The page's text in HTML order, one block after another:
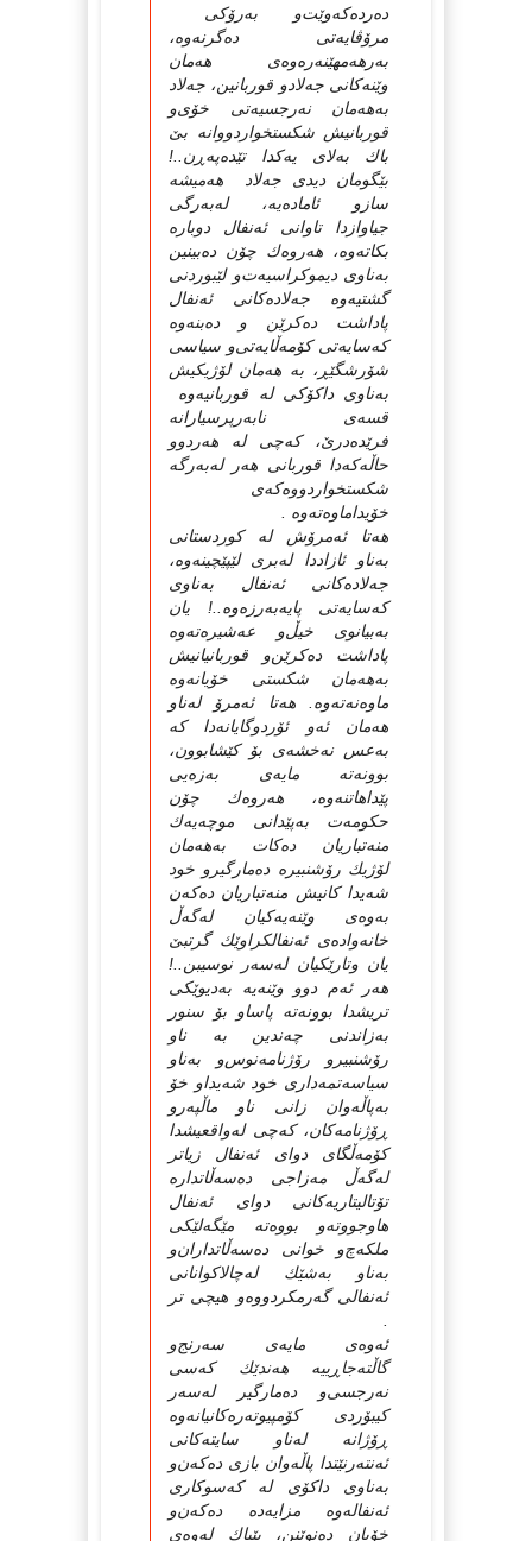
ده‌رده‌كه‌وێت‌و به‌رۆكی‌
مرۆڤایه‌تی‌ ده‌گرنه‌وه‌،
به‌رهه‌مهێنه‌ره‌وه‌ی‌ هه‌مان
وێنه‌كانی‌ جه‌لادو قوربانین، جه‌لاد
به‌هه‌مان نه‌رجسیه‌تی‌ خۆی‌‌و
قوربانیش شكستخواردووانه‌ بێ‌
باك به‌لای‌ یه‌كدا تێده‌په‌ڕن..!
بێگومان دیدی‌ جه‌لاد هه‌میشه‌
ساز‌و ئاماده‌یه‌، له‌به‌رگی
جیاوازدا تاوانی‌ ئه‌نفال دوباره‌
بكاته‌وه‌، هه‌روه‌ك چۆن ده‌بینین
به‌ناوی‌ دیموكراسیه‌ت‌و لێبوردنی‌
گشتیه‌وه‌ جه‌لاده‌كانی‌ ئه‌نفال
پاداشت ده‌كرێن و ده‌بنه‌وه‌
كه‌سایه‌تی‌ كۆمه‌ڵایه‌تی‌‌و سیاسی‌
شۆرشگێڕ، به‌ هه‌مان لۆژیكیش
به‌ناوی‌ داكۆكی‌ له‌ قوربانیه‌وه‌
قسه‌ی‌ نابه‌رپرسیارانه‌
فرێده‌درێ‌، كه‌چی‌ له‌ هه‌ردوو
حاڵه‌كه‌دا قوربانی‌ هه‌ر له‌به‌رگه‌
شكستخواردووه‌كه‌ی‌
خۆیداماوه‌ته‌وه‌ .
هه‌تا ئه‌مرۆش له‌ كوردستانی‌
به‌ناو ئازاددا له‌بری‌ لێپێچینه‌وه‌،
جه‌لاده‌كانی‌ ئه‌نفال به‌ناوی‌
كه‌سایه‌تی‌ پایه‌به‌رزه‌وه‌..! یان
به‌بیانوی‌ خیڵ‌و عه‌شیره‌ته‌وه‌
پاداشت ده‌كرێن‌و قوربانیانیش
به‌هه‌مان شكستی‌ خۆیانه‌وه‌
ماوه‌نه‌ته‌وه‌. هه‌تا ئه‌مرۆ له‌ناو
هه‌مان ئه‌و ئۆردوگایانه‌دا كه‌
به‌عس نه‌خشه‌ی‌ بۆ كێشابوون،
بوونه‌ته‌ مایه‌ی‌ به‌زه‌یی‌
پێداهاتنه‌وه‌، هه‌روه‌ك چۆن
حكومه‌ت به‌پێدانی‌ موچه‌یه‌ك
منه‌تباریان ده‌كات به‌هه‌مان
لۆژیك رۆشنبیره‌ ده‌مارگیرو خود
شه‌یدا كانیش منه‌تباریان ده‌كه‌ن
به‌وه‌ی‌ وێنه‌یه‌كیان له‌گه‌ڵ
خانه‌واده‌ی‌ ئه‌نفالكراوێك گرتبێ‌
یان وتارێكیان له‌سه‌ر نوسیبن..!
هه‌ر ئه‌م دوو وێنه‌یه‌ به‌دیوێكی‌
تریشدا بوونه‌ته‌ پاساو بۆ سنور
به‌زاندنی‌ چه‌ندین به‌ ناو
رۆشنبیر‌و رۆژنامه‌نوس‌و به‌ناو
سیاسه‌تمه‌داری‌ خود شه‌یداو خۆ
به‌پاڵه‌وان زانی‌ ناو ماڵپه‌رو
ڕۆژنامه‌كان، كه‌چی‌ له‌واقعیشدا
كۆمه‌ڵگای‌ دوای‌ ئه‌نفال زیاتر
له‌گه‌ڵ مه‌زاجی‌ ده‌سه‌ڵاتداره‌
تۆتالیتاریه‌كانی‌ دوای‌ ئه‌نفال
هاوجووته‌و بووه‌ته‌ مێگه‌لێكی‌
ملكه‌چ‌و خوانی‌ ده‌سه‌ڵاتداران‌و
به‌ناو به‌شێك له‌چالاكوانانی‌
ئه‌نفالی‌ گه‌رمكردووه‌و هیچی‌ تر
ئه‌وه‌ی‌ مایه‌ی‌ سه‌رنج‌و
گاڵته‌جاڕییه‌ هه‌ندێك كه‌سی‌
نه‌رجسی‌‌و ده‌مارگیر له‌سه‌ر
كیبۆردی‌ كۆمپیوته‌ره‌كانیانه‌وه‌
ڕۆژانه‌ له‌ناو سایته‌كانی‌
ئه‌نته‌رنێتدا پاڵه‌وان بازی‌ ده‌كه‌ن‌و
به‌ناوی‌ داكۆی‌ له‌ كه‌سوكاری‌
ئه‌نفاله‌وه‌ مزایه‌ده‌ ده‌كه‌ن‌و
خۆیان ده‌نوێنن، بێباك له‌وه‌ی‌